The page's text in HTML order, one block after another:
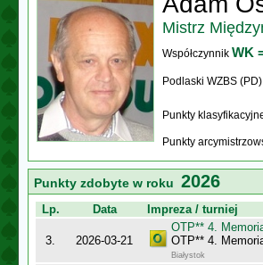
Mistrz
Współczynnik WK
Podlaski WZBS (PD)
Punkty
Punkty
Punkty zdobyte w roku 2026
Lp. Data Impreza / turniej
3. 2026-03-21
OTP** 4.
OTP** 4.
Białystok